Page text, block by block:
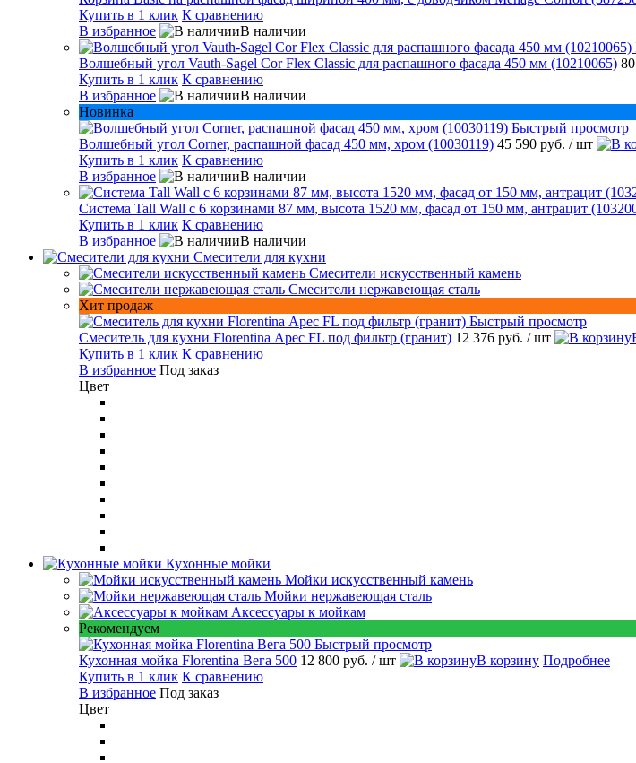
Купить в 1 клик К сравнению
В избранное
В наличии
Волшебный угол Vauth-Sagel Cor Flex Classic для распашного фасада 450 мм (10210065)
Купить в 1 клик К сравнению
В избранное
В наличии
Новинка
Быстрый просмотр
Волшебный угол Corner, распашной фасад 450 мм, хром (10030119) 45 590 руб. / шт
Купить в 1 клик К сравнению
В избранное
В наличии
Система Tall Wall с 6 корзинами 87 мм, высота 1520 мм, фасад от 150 мм, антрацит
Купить в 1 клик К сравнению
В избранное
В наличии
Смесители для кухни
Смесители искусственный камень
Смесители нержавеющая сталь
Хит продаж
Быстрый просмотр
Смеситель для кухни Florentina Арес FL под фильтр (гранит) 12 376 руб. / шт
Купить в 1 клик К сравнению
В избранное Под заказ
Цвет
Кухонные мойки
Мойки искусственный камень
Мойки нержавеющая сталь
Аксессуары к мойкам
Рекомендуем
Быстрый просмотр
Кухонная мойка Florentina Вега 500 12 800 руб. / шт В корзину Подробнее
Купить в 1 клик К сравнению
В избранное Под заказ
Цвет